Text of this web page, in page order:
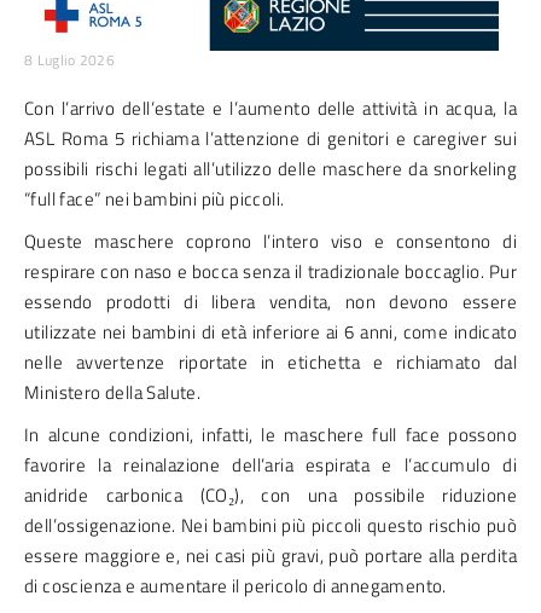
8 Luglio 2026
Con l’arrivo dell’estate e l’aumento delle attività in acqua, la
ASL Roma 5 richiama l’attenzione di genitori e caregiver sui
possibili rischi legati all’utilizzo delle maschere da snorkeling
“full face” nei bambini più piccoli.
Queste maschere coprono l’intero viso e consentono di
respirare con naso e bocca senza il tradizionale boccaglio. Pur
essendo prodotti di libera vendita, non devono essere
utilizzate nei bambini di età inferiore ai 6 anni, come indicato
nelle avvertenze riportate in etichetta e richiamato dal
Ministero della Salute.
In alcune condizioni, infatti, le maschere full face possono
favorire la reinalazione dell’aria espirata e l’accumulo di
anidride carbonica (CO₂), con una possibile riduzione
dell’ossigenazione. Nei bambini più piccoli questo rischio può
essere maggiore e, nei casi più gravi, può portare alla perdita
di coscienza e aumentare il pericolo di annegamento.